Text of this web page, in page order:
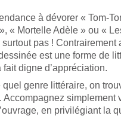
à dévorer « Tom-
« Mortelle Adèle » ou «
pas ! Contrairement
est une forme de
fait digne d’appréciation.
quel genre littéraire, on
Accompagnez simplement
en privilégiant la